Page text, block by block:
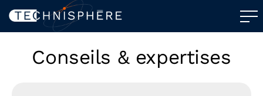
Conseils & expertises